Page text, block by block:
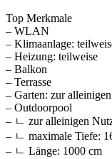
Top Merkmale
– WLAN
– Klimaanlage:
– Heizung: teilweise
– Balkon
– Terrasse
– Garten: zur
– Outdoorpool
– ㄴ zur alleinigen
– ㄴ maximale Tiefe:
– ㄴ Länge: 1000 cm